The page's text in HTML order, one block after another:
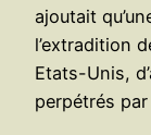
ajoutait
l’extradition
Etats-Unis,
perpétrés